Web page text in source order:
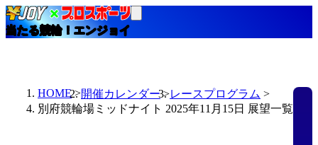
当たる競輪！エンジョイ
HOME 開催カレンダー
レースプログラム
別府競輪場ミッドナイト 2025年11月15日 展望一覧